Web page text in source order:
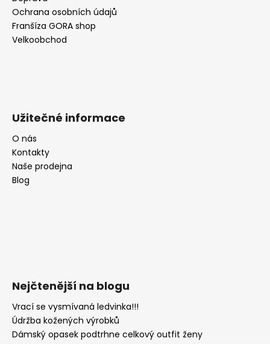
Ochrana osobních údajů
Franšíza GORA shop
Velkoobchod
Užitečné informace
O nás
Kontakty
Naše prodejna
Blog
Nejčtenější na blogu
Vrací se vysmívaná ledvinka!!!
Údržba kožených výrobků
Dámský opasek podtrhne celkový outfit ženy